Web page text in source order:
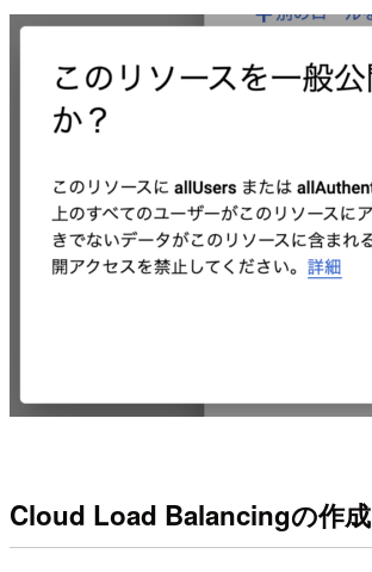
Cloud Load Balancingの作成